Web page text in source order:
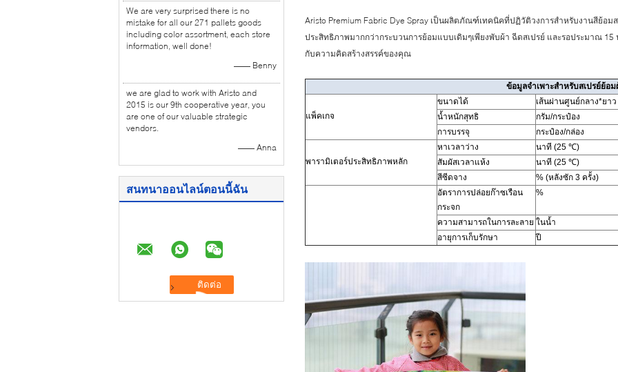
We are very surprised there is no
mistake for all our 271 pallets goods
including color assortment, each store
information, well done!
—— Benny
we are glad to work with Aristo and
2015 is our 9th cooperative year, you
are one of our valuable strategic
vendors.
—— Anna
สนทนาออนไลน์ตอนนี้ฉัน
Aristo Premium Fabric Dye Spray เป็นผลิตภัณฑ์เทคนิคที่ปฏิวัติวงการสำหรับงานสีย้อ
ประสิทธิภาพมากกว่ากระบวนการย้อมแบบเดิมๆเพียงพับผ้า ฉีดสเปรย์ และรอประมาณ
กับความคิดสร้างสรรค์ของคุณ
ข้อมูลจำเพาะสำหรับสเปรย์ย้อม
แพ็คเกจ
ขนาดได้
เส้นผ่านศูนย์กลาง*ยาว
น้ำหนักสุทธิ
กรัม/กระป๋อง
การบรรจุ
กระป๋อง/กล่อง
พารามิเตอร์ประสิทธิภาพหลัก
หาเวลาว่าง
นาที (25 ℃)
สัมผัสเวลาแห้ง
นาที (25 ℃)
สีซีดจาง
% (หลังซัก 3 ครั้ง)
อัตราการปล่อยก๊าซเรือน
กระจก
%
ความสามารถในการละลาย ในน้ำ
อายุการเก็บรักษา
ปี